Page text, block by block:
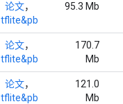
论文，
tflite&pb
95.3 Mb
论文，
tflite&pb
170.7
Mb
论文，
tflite&pb
121.0
Mb